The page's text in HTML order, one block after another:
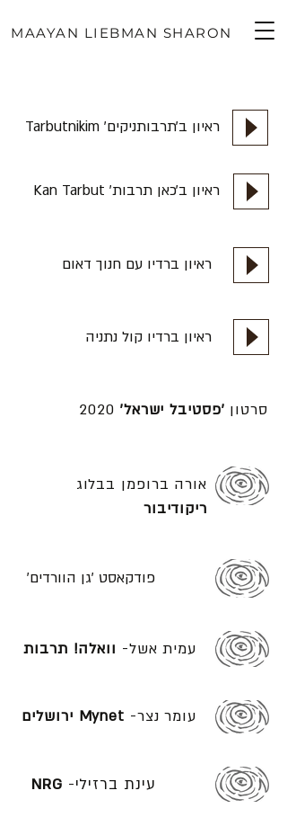
MAAYAN LIEBMAN SHARON
ראיון ב׳תרבותניקים׳ Tarbutnikim
ראיון ב׳כאן תרבות׳ Kan Tarbut
ראיון ברדיו עם חנוך דאום
ראיון ברדיו קול נתניה
סרטון 'פסטיבל ישראל'
אורה ברופמן בבלוג
ריקודיבור
פודקאסט 'גן הוורדים'
עמית אשל- וואלה! תרבות
עומר נצר- Mynet ירושלים
עינת ברזילי- NRG